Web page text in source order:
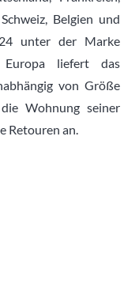
Belgien und
unter der Marke
liefert das
von Größe
Wohnung seiner
Retouren an.